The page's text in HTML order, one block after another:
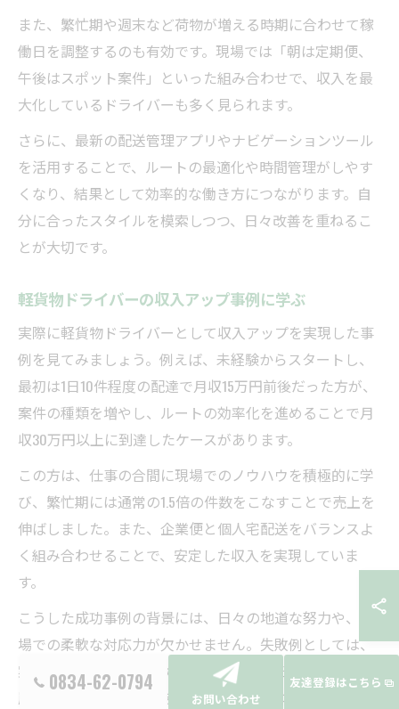
また、繁忙期や週末など荷物が増える時期に合わせて稼
働日を調整するのも有効です。現場では「朝は定期便、
午後はスポット案件」といった組み合わせで、収入を最
大化しているドライバーも多く見られます。
さらに、最新の配送管理アプリやナビゲーションツール
を活用することで、ルートの最適化や時間管理がしやす
くなり、結果として効率的な働き方につながります。自
分に合ったスタイルを模索しつつ、日々改善を重ねるこ
とが大切です。
軽貨物ドライバーの収入アップ事例に学ぶ
実際に軽貨物ドライバーとして収入アップを実現した事
例を見てみましょう。例えば、未経験からスタートし、
最初は1日10件程度の配達で月収15万円前後だった方が、
案件の種類を増やし、ルートの効率化を進めることで月
収30万円以上に到達したケースがあります。
この方は、仕事の合間に現場でのノウハウを積極的に学
び、繁忙期には通常の1.5倍の件数をこなすことで売上を
伸ばしました。また、企業便と個人宅配送をバランスよ
く組み合わせることで、安定した収入を実現していま
す。
こうした成功事例の背景には、日々の地道な努力や、現
場での柔軟な対応力が欠かせません。失敗例としては、
案件を選ばず無理なスケジュールを組んだ結果、体調を
崩してしまうケースもあるため、無理のない働き方が重
0834-62-0794
お問い合わせ
友達登録はこちら